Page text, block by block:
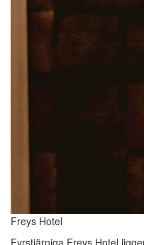
Freys Hotel